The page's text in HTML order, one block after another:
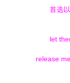
首选
let
release